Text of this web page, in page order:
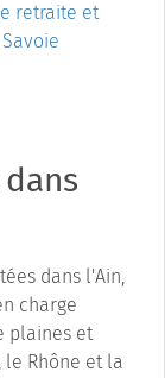
retraite et
Savoie
dans l'Ain,
charge
plaines et
le Rhône et la